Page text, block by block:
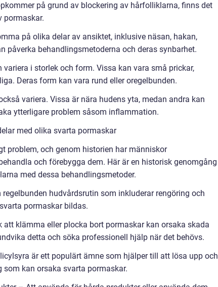
på grund av blockering av hårfolliklarna, finns det
pormaskar.
på olika delar av ansiktet, inklusive näsan, hakan,
påverka behandlingsmetoderna och deras synbarhet.
i storlek och form. Vissa kan vara små prickar,
Deras form kan vara rund eller oregelbunden.
variera. Vissa är nära hudens yta, medan andra kan
ytterligare problem såsom inflammation.
med olika svarta pormaskar
problem, och genom historien har människor
och förebygga dem. Här är en historisk genomgång
med dessa behandlingsmetoder.
hudvårdsrutin som inkluderar rengöring och
pormaskar bildas.
klämma eller plocka bort pormaskar kan orsaka skada
detta och söka professionell hjälp när det behövs.
är ett populärt ämne som hjälper till att lösa upp och
kan orsaka svarta pormaskar.